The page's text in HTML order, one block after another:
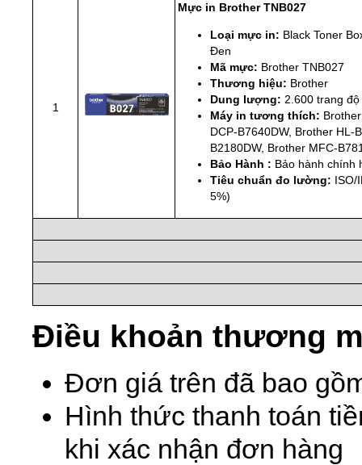
1
Mực in Brother TNB027
Loại mực in: Black Toner
Đen
Mã mực: Brother TNB027
Thương hiệu: Brother
Dung lượng: 2.600 trang
Máy in tương thích:
DCP-B7640DW, Brother HL-
B2180DW, Brother MFC-
Bảo Hành : Bảo hành chính
Tiêu chuẩn đo lường: ISO/
5%)
Điều khoản thương
Đơn giá trên đã bao
Hình thức thanh toán
khi xác nhận đơn hàng